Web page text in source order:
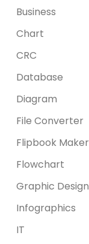
Business
Chart
CRC
Database
Diagram
File Converter
Flipbook Maker
Flowchart
Graphic Design
Infographics
IT